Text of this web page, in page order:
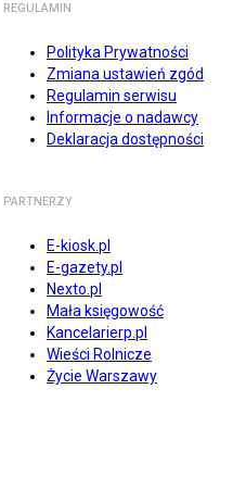
REGULAMIN
Polityka Prywatności
Zmiana ustawień zgód
Regulamin serwisu
Informacje o nadawcy
Deklaracja dostępności
PARTNERZY
E-kiosk.pl
E-gazety.pl
Nexto.pl
Mała księgowość
Kancelarierp.pl
Wieści Rolnicze
Życie Warszawy